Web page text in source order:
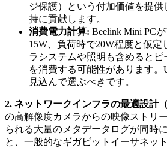
ジ保護）という付加価値を提
持に貢献します。
消費電力計算: Beelink Mini PC
15W、負荷時で20W程度と仮定
ラシステムや照明も含めるとピ
を消費する可能性があります。
見込んで選ぶべきです。
2. ネットワークインフラの最適設計
の高解像度カメラからの映像ストリ
られる大量のメタデータログが同時
と、一般的なギガビットイーサネッ